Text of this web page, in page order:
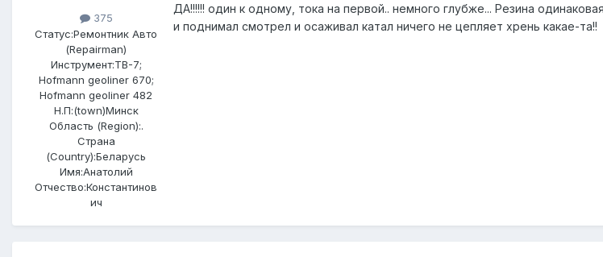
375
Статус:Ремонтник Авто
(Repairman)
Инструмент:ТВ-7;
Hofmann geoliner 670;
Hofmann geoliner 482
Н.П:(town)Минск
Область (Region):.
Страна
(Country):Беларусь
Имя:Анатолий
Отчество:Константинов
ич
ДА!!!!!! один к одному, тока на первой.. немного глубже... Резина
и поднимал смотрел и осаживал катал ничего не цепляет хрень какае-та!!